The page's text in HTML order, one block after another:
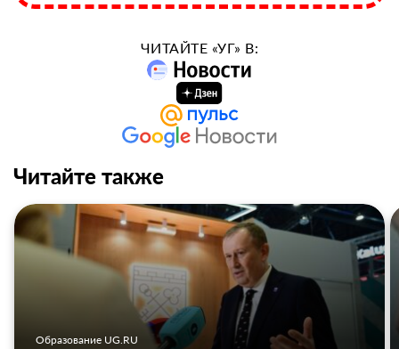
ЧИТАЙТЕ «УГ» В:
Читайте также
Образование UG.RU